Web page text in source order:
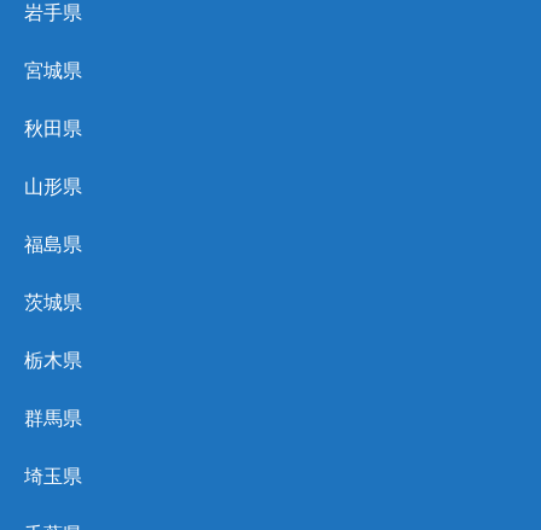
岩手県
宮城県
秋田県
山形県
福島県
茨城県
栃木県
群馬県
埼玉県